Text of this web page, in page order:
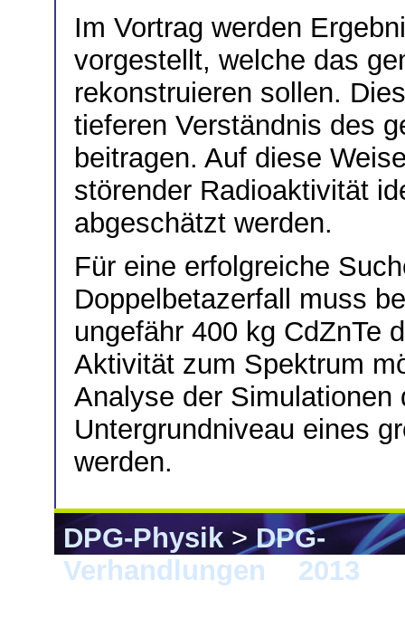
Im Vortrag werden
vorgestellt, welche das
rekonstruieren sollen.
tieferen Verständnis des
beitragen. Auf diese
störender Radioaktivität
abgeschätzt werden.
Für eine erfolgreiche
Doppelbetazerfall muss
ungefähr 400 kg CdZnTe
Aktivität zum Spektrum
Analyse der
Untergrundniveau eines
werden.
DPG-Physik>DPG-
Verhandlungen
2013